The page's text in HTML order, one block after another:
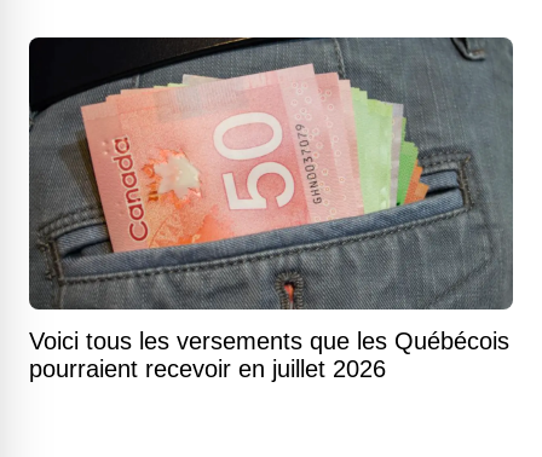
Voici tous les versements que les Québécois
pourraient recevoir en juillet 2026